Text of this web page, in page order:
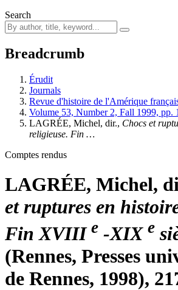
Search
Breadcrumb
Érudit
Journals
Revue d'histoire de l'Amérique
Volume 53, Number 2, Fall 1999, pp.
LAGRÉE, Michel, dir., Chocs et
religieuse. Fin …
Comptes rendus
LAGRÉE, Michel,
et ruptures en
Fin XVIII e -XIX e
(Rennes, Presses
de Rennes, 1998),